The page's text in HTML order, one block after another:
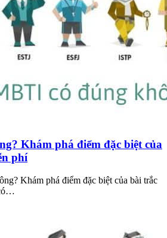
Khám phá điểm đặc biệt của
phí
Khám phá điểm đặc biệt của bài trắc